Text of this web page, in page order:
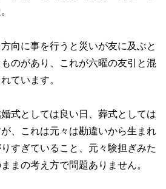
向に事を行うと災いが友に及ぶと
のがあり、これが六曜の友引と混
ています。
式としては良い日、葬式としては
、これは元々は勘違いから生まれ
すぎていること、元々験担ぎみた
まの考え方で問題ありません。